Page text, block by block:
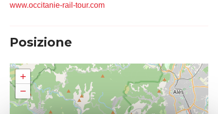
www.occitanie-rail-tour.com
Posizione
+
−